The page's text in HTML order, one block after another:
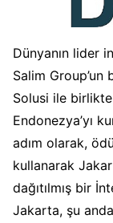
Dünyanın lider
Salim
Solusi ile
Endonezya’yı
adım olarak,
kullanarak
dağıtılmış bir
Jakarta, şu